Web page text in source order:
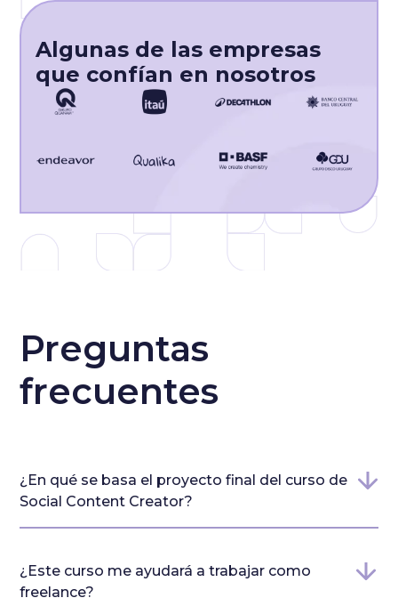
Algunas de las empresas
que confían en nosotros
Preguntas
frecuentes
¿En qué se basa el proyecto final del curso de
Social Content Creator?
de una marca, que puede ser propia, un
emprendimiento o de otra persona, con el
¿Este curso me ayudará a trabajar como
freelance?